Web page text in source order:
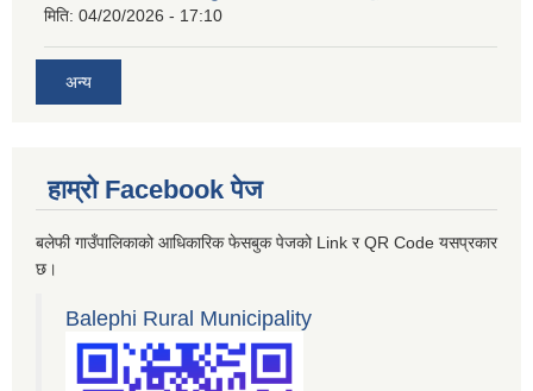
मिति: 04/20/2026 - 17:10
अन्य
हाम्रो Facebook पेज
बलेफी गाउँपालिकाको आधिकारिक फेसबुक पेजको Link र QR Code यसप्रकार
छ।
Balephi Rural Municipality